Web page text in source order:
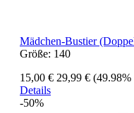
Mädchen-Bustier
Größe: 140
15,00 € 29,99 € (49.98%
Details
-50%